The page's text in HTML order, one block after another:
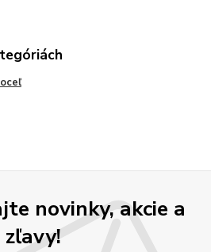
novinky, akcie a
zľavy!